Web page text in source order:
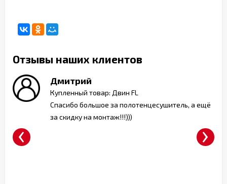
Отзывы наших клиентов
Дмитрий
Купленный товар: Двин FL
Спасибо большое за полотенцесушитель, а ещё
за скидку на монтаж!!!)))
‹ ›